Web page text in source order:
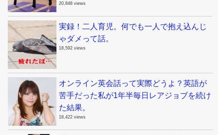
20,848 views
実録！二人育児。何でも一人で抱え込んじ
ゃダメって話。
18,592 views
オンライン英会話って実際どうよ？英語が
苦手だった私が1年半毎日レアジョブを続け
た結果。
18,422 views